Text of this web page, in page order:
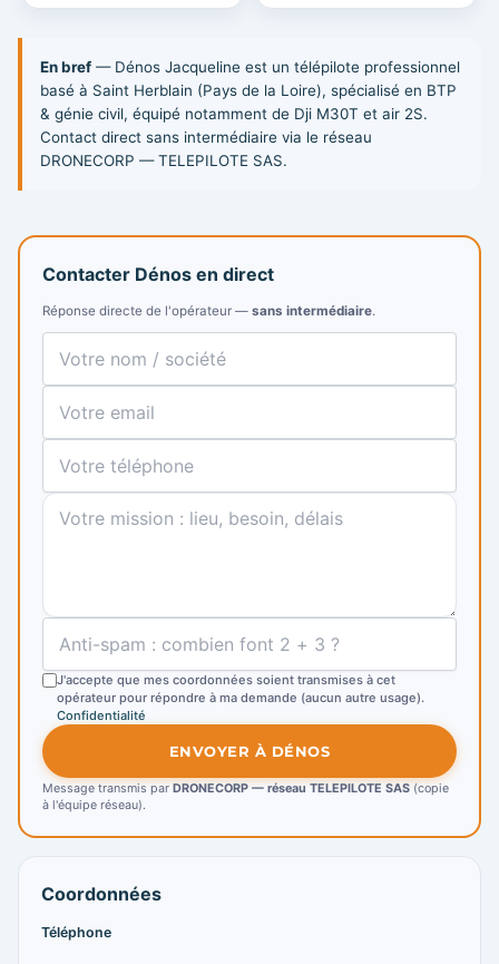
En bref — Dénos Jacqueline est un télépilote professionnel
basé à Saint Herblain (Pays de la Loire), spécialisé en BTP
& génie civil, équipé notamment de Dji M30T et air 2S.
Contact direct sans intermédiaire via le réseau
DRONECORP — TELEPILOTE SAS.
Contacter Dénos en direct
Réponse directe de l'opérateur — sans intermédiaire.
J'accepte que mes coordonnées soient transmises à cet
opérateur pour répondre à ma demande (aucun autre usage).
Confidentialité
ENVOYER À DÉNOS
Message transmis par DRONECORP — réseau TELEPILOTE SAS (copie
à l'équipe réseau).
Coordonnées
Téléphone